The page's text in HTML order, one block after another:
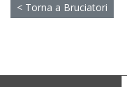
< Torna a Bruciatori